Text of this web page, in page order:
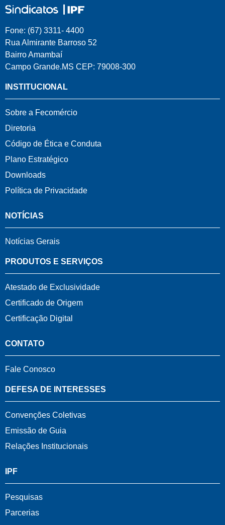
Fone: (67) 3311- 4400
Rua Almirante Barroso 52
Bairro Amambaí
Campo Grande.MS CEP: 79008-300
INSTITUCIONAL
Sobre a Fecomércio
Diretoria
Código de Ética e Conduta
Plano Estratégico
Downloads
Política de Privacidade
NOTÍCIAS
Notícias Gerais
PRODUTOS E SERVIÇOS
Atestado de Exclusividade
Certificado de Origem
Certificação Digital
CONTATO
Fale Conosco
DEFESA DE INTERESSES
Convenções Coletivas
Emissão de Guia
Relações Institucionais
IPF
Pesquisas
Parcerias